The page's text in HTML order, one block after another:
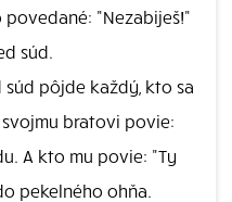
"Nezabiješ!"
súd.
súd pôjde každý, kto sa
bratovi povie:
A kto mu povie: "Ty
pekelného ohňa.